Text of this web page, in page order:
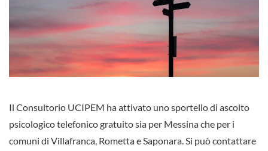
Il Consultorio UCIPEM ha attivato uno sportello di ascolto
psicologico telefonico gratuito sia per Messina che per i
comuni di Villafranca, Rometta e Saponara. Si può contattare